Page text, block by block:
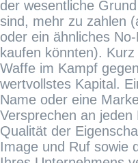
der wesentliche
sind, mehr zu zahlen
oder ein ähnliches
kaufen könnten).
Waffe im Kampf
wertvollstes Kapital.
Name oder eine
Versprechen an
Qualität der
Image und Ruf sowie